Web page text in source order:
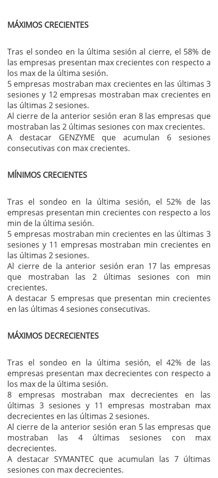
MÁXIMOS CRECIENTES
Tras el sondeo en la última sesión al cierre, el 58% de
las empresas presentan max crecientes con respecto a
los max de la última sesión.
5 empresas mostraban max crecientes en las últimas 3
sesiones y 12 empresas mostraban max crecientes en
las últimas 2 sesiones.
Al cierre de la anterior sesión eran 8 las empresas que
mostraban las 2 últimas sesiones con max crecientes.
A destacar GENZYME que acumulan 6 sesiones
consecutivas con max crecientes.
MÍNIMOS CRECIENTES
Tras el sondeo en la última sesión, el 52% de las
empresas presentan min crecientes con respecto a los
min de la última sesión.
5 empresas mostraban min crecientes en las últimas 3
sesiones y 11 empresas mostraban min crecientes en
las últimas 2 sesiones.
Al cierre de la anterior sesión eran 17 las empresas
que mostraban las 2 últimas sesiones con min
crecientes.
A destacar 5 empresas que presentan min crecientes
en las últimas 4 sesiones consecutivas.
MÁXIMOS DECRECIENTES
Tras el sondeo en la última sesión, el 42% de las
empresas presentan max decrecientes con respecto a
los max de la última sesión.
8 empresas mostraban max decrecientes en las
últimas 3 sesiones y 11 empresas mostraban max
decrecientes en las últimas 2 sesiones.
Al cierre de la anterior sesión eran 5 las empresas que
mostraban las 4 últimas sesiones con max
decrecientes.
A destacar SYMANTEC que acumulan las 7 últimas
sesiones con max decrecientes.